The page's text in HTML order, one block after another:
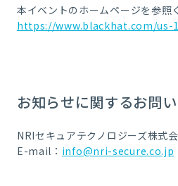
本イベントのホームページを参照
https://www.blackhat.com/us-
お知らせに関するお問
NRIセキュアテクノロジーズ株式
E-mail： info@nri-secure.co.jp